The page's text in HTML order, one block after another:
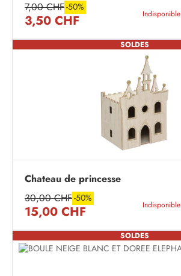
7,00 CHF-50%
3,50 CHF Indisponible
SOLDES
Chateau de princesse
30,00 CHF-50%
15,00 CHF Indisponible
SOLDES